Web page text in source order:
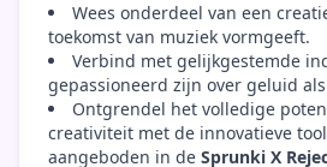
Wees onderdeel van een
toekomst van muziek vormgeeft.
Verbind met gelijkgestemde
gepassioneerd zijn over geluid
Ontgrendel het volledige
creativiteit met de innovatieve
aangeboden in de Sprunki X